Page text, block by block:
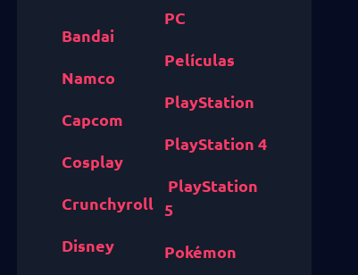
Bandai
Namco
Capcom
Cosplay
Crunchyroll
Disney
PC
Películas
PlayStation
PlayStation 4
PlayStation
5
Pokémon